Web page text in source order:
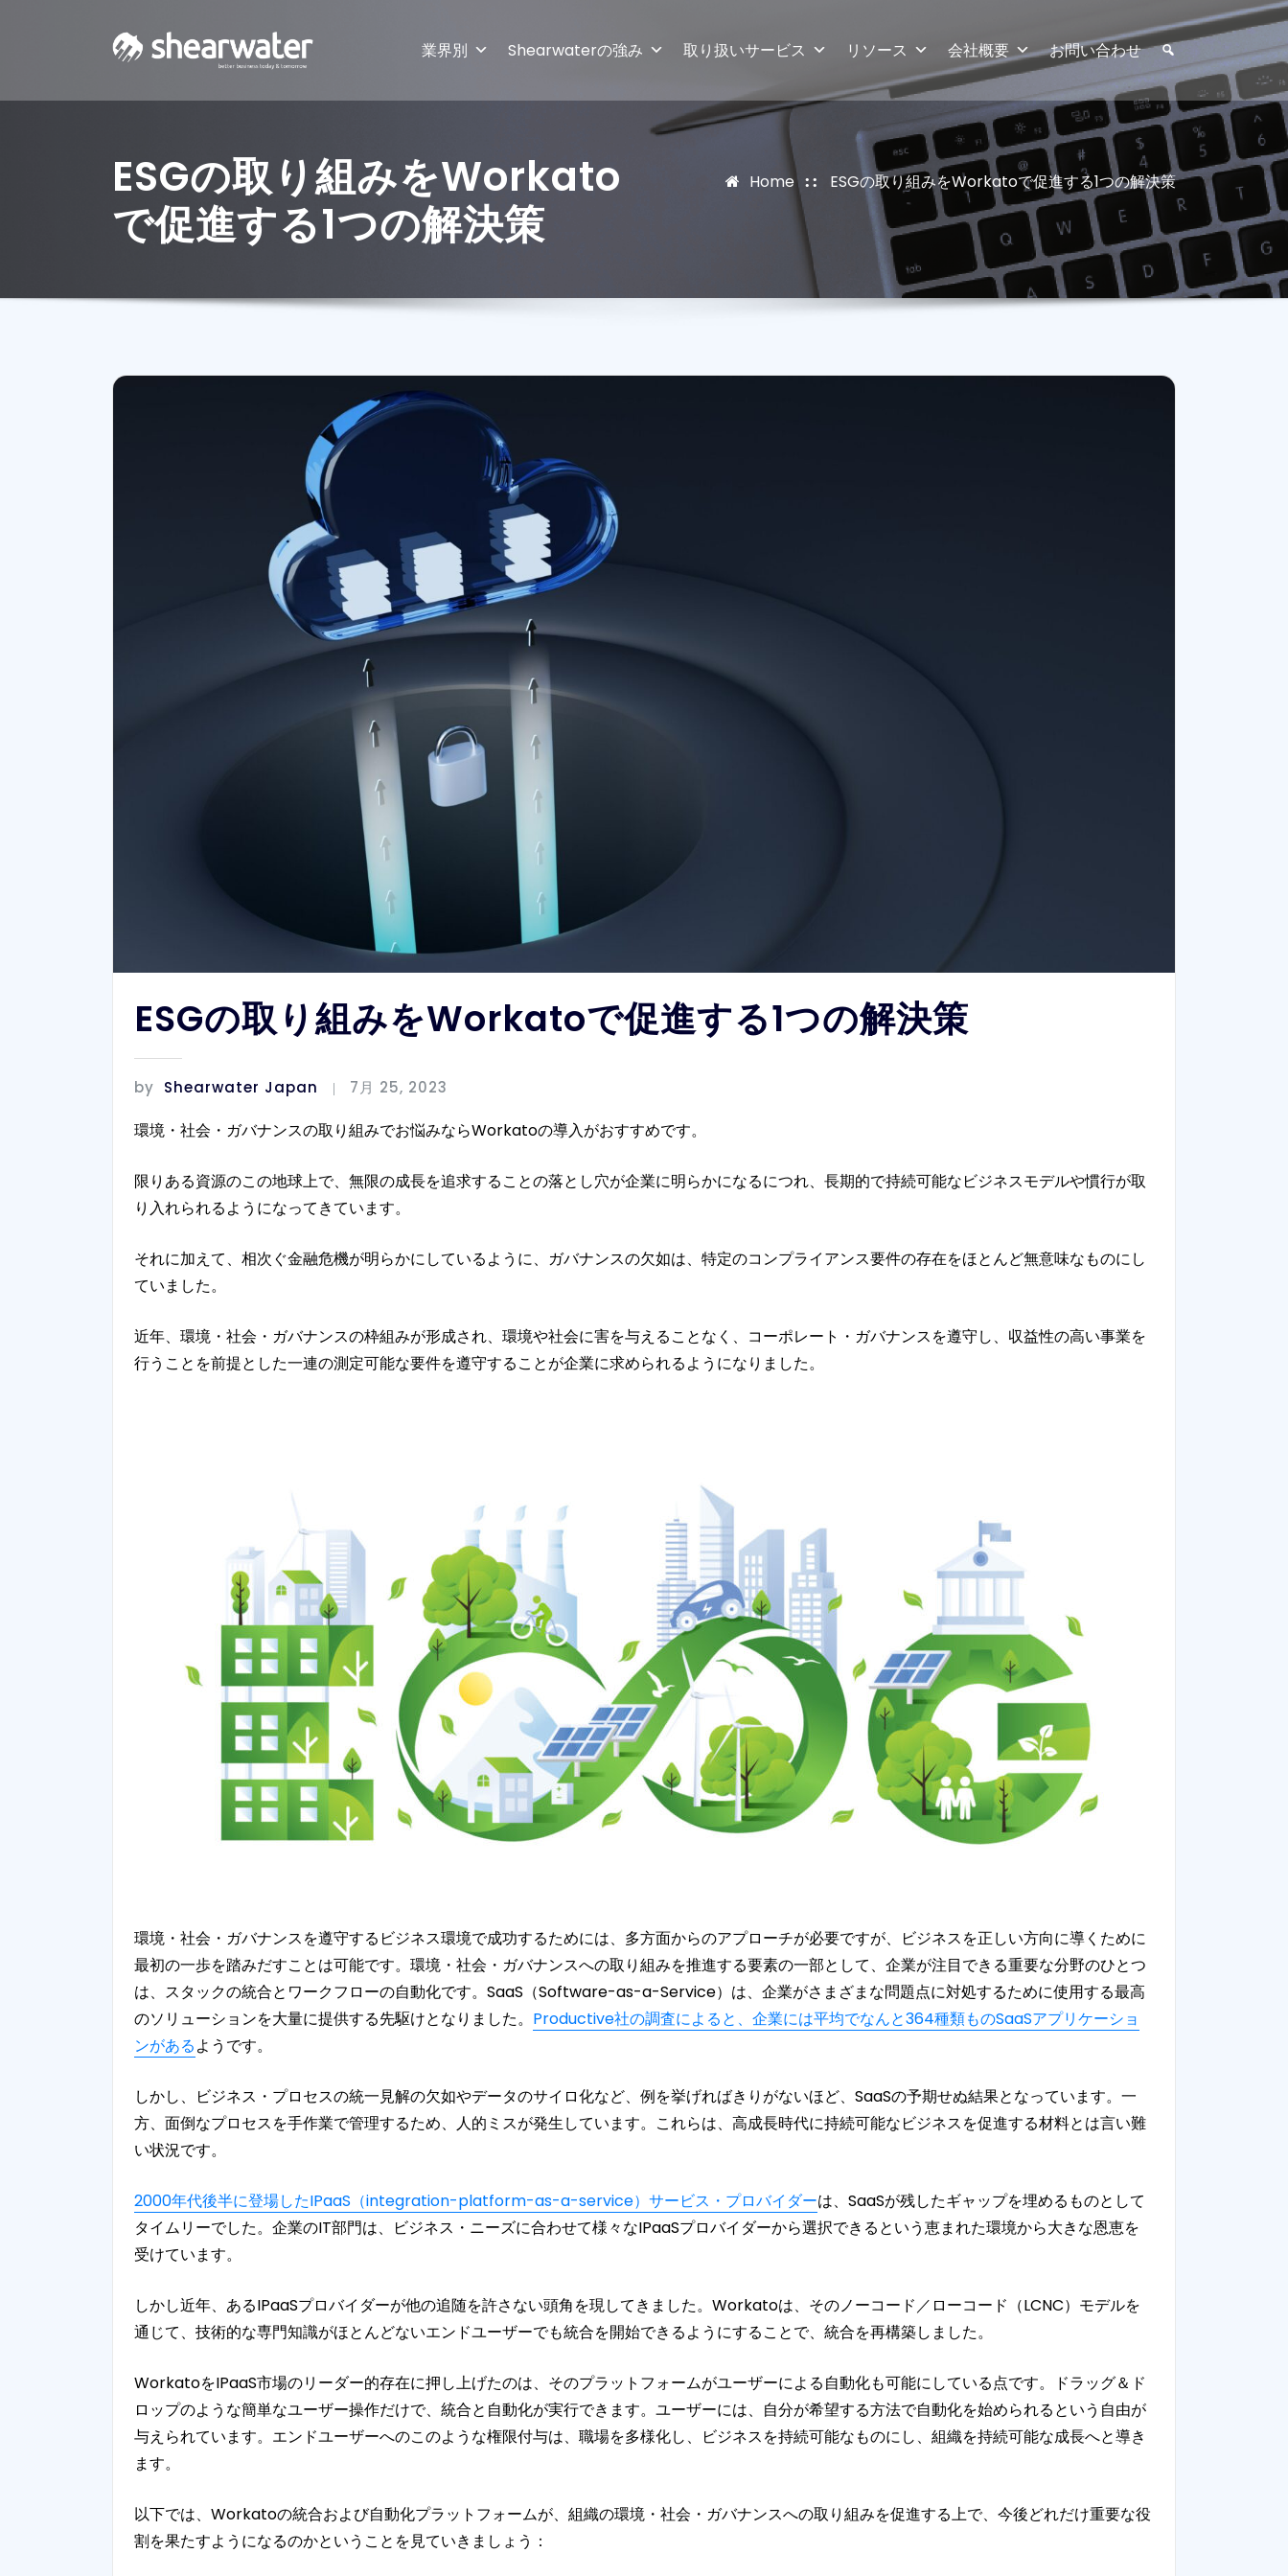
業界別 Shearwaterの強み 取り扱いサービス リソース 会社概要 お問い合わせ
ESGの取り組みをWorkato
で促進する1つの解決策
Home ESGの取り組みをWorkatoで促進する1つの解決策
ESGの取り組みをWorkatoで促進する1つの解決策
by Shearwater Japan 7月 25, 2023
環境・社会・ガバナンスの取り組みでお悩みならWorkatoの導入がおすすめです。
限りある資源のこの地球上で、無限の成長を追求することの落とし穴が企業に明らかになるにつれ、長期的で持続可能なビジネスモデルや慣行が取
り入れられるようになってきています。
それに加えて、相次ぐ金融危機が明らかにしているように、ガバナンスの欠如は、特定のコンプライアンス要件の存在をほとんど無意味なものにし
ていました。
近年、環境・社会・ガバナンスの枠組みが形成され、環境や社会に害を与えることなく、コーポレート・ガバナンスを遵守し、収益性の高い事業を
行うことを前提とした一連の測定可能な要件を遵守することが企業に求められるようになりました。
環境・社会・ガバナンスを遵守するビジネス環境で成功するためには、多方面からのアプローチが必要ですが、ビジネスを正しい方向に導くために
最初の一歩を踏みだすことは可能です。環境・社会・ガバナンスへの取り組みを推進する要素の一部として、企業が注目できる重要な分野のひとつ
は、スタックの統合とワークフローの自動化です。SaaS（Software-as-a-Service）は、企業がさまざまな問題点に対処するために使用する最高
のソリューションを大量に提供する先駆けとなりました。 Productive社の調査によると、企業には平均でなんと364種類ものSaaSアプリケーショ
ンがあるようです。
しかし、ビジネス・プロセスの統一見解の欠如やデータのサイロ化など、例を挙げればきりがないほど、SaaSの予期せぬ結果となっています。一
方、面倒なプロセスを手作業で管理するため、人的ミスが発生しています。これらは、高成長時代に持続可能なビジネスを促進する材料とは言い難
い状況です。
2000年代後半に登場したIPaaS（integration-platform-as-a-service）サービス・プロバイダーは、SaaSが残したギャップを埋めるものとして
タイムリーでした。企業のIT部門は、ビジネス・ニーズに合わせて様々なIPaaSプロバイダーから選択できるという恵まれた環境から大きな恩恵を
受けています。
しかし近年、あるIPaaSプロバイダーが他の追随を許さない頭角を現してきました。Workatoは、そのノーコード／ローコード（LCNC）モデルを
通じて、技術的な専門知識がほとんどないエンドユーザーでも統合を開始できるようにすることで、統合を再構築しました。
WorkatoをIPaaS市場のリーダー的存在に押し上げたのは、そのプラットフォームがユーザーによる自動化も可能にしている点です。ドラッグ＆ド
ロップのような簡単なユーザー操作だけで、統合と自動化が実行できます。ユーザーには、自分が希望する方法で自動化を始められるという自由が
与えられています。エンドユーザーへのこのような権限付与は、職場を多様化し、ビジネスを持続可能なものにし、組織を持続可能な成長へと導き
ます。
以下では、Workatoの統合および自動化プラットフォームが、組織の環境・社会・ガバナンスへの取り組みを促進する上で、今後どれだけ重要な役
割を果たすようになるのかということを見ていきましょう：